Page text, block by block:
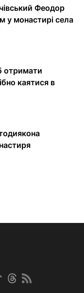
Феодор
у монастирі села
отримати
каятися в